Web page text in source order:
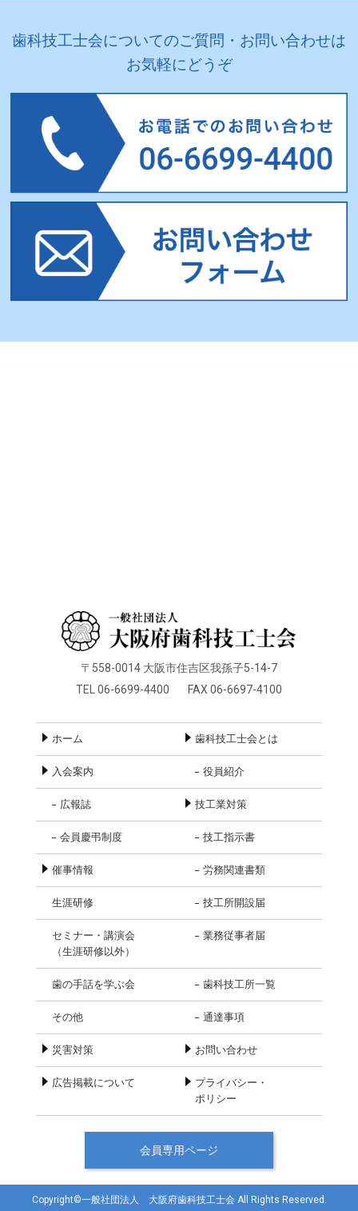
歯科技工士会についてのご質問・お問い合わせは
お気軽にどうぞ
〒558-0014 大阪市住吉区我孫子5-14-7
TEL 06-6699-4400
FAX 06-6697-4100
ホーム
入会案内
広報誌
会員慶弔制度
催事情報
生涯研修
セミナー・講演会
（生涯研修以外）
歯の手話を学ぶ会
その他
災害対策
広告掲載について
歯科技工士会とは
役員紹介
技工業対策
技工指示書
労務関連書類
技工所開設届
業務従事者届
歯科技工所一覧
通達事項
お問い合わせ
プライバシー・
ポリシー
会員専用ページ
Copyright©一般社団法人 大阪府歯科技工士会 All Rights Reserved.